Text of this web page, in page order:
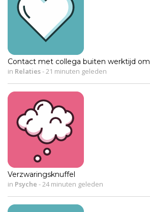
Contact met collega buiten werktijd om
in Relaties- 21 minuten geleden
Verzwaringsknuffel
in Psyche - 24 minuten geleden